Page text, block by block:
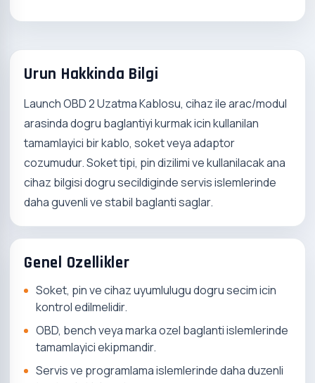
Urun Hakkinda Bilgi
Launch OBD 2 Uzatma Kablosu, cihaz ile arac/modul
arasinda dogru baglantiyi kurmak icin kullanilan
tamamlayici bir kablo, soket veya adaptor
cozumudur. Soket tipi, pin dizilimi ve kullanilacak ana
cihaz bilgisi dogru secildiginde servis islemlerinde
daha guvenli ve stabil baglanti saglar.
Genel Ozellikler
Soket, pin ve cihaz uyumlulugu dogru secim icin
kontrol edilmelidir.
OBD, bench veya marka ozel baglanti islemlerinde
tamamlayici ekipmandir.
Servis ve programlama islemlerinde daha duzenli